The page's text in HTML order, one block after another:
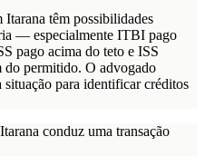
têm possibilidades
— especialmente ITBI pago
pago acima do teto e ISS
do permitido. O advogado
situação para identificar créditos
conduz uma transação